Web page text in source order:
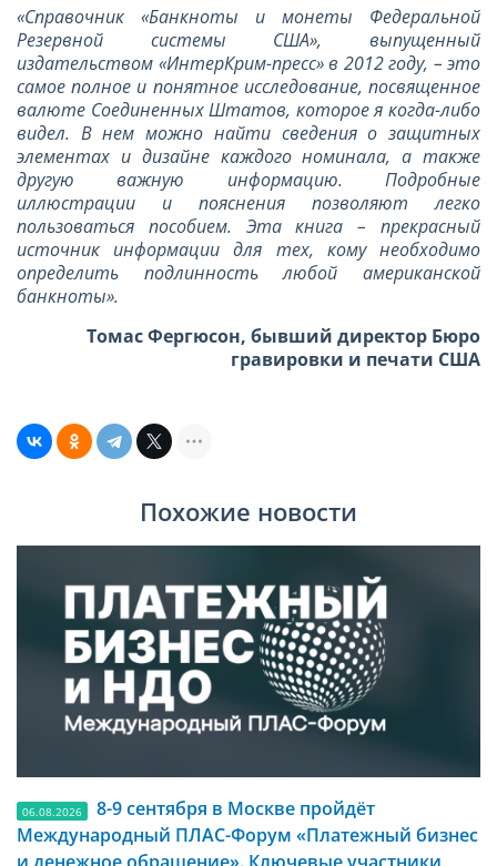
«Справочник «Банкноты и монеты Федеральной
Резервной системы США», выпущенный
издательством «ИнтерКрим-пресс» в 2012 году, – это
самое полное и понятное исследование, посвященное
валюте Соединенных Штатов, которое я когда-либо
видел. В нем можно найти сведения о защитных
элементах и дизайне каждого номинала, а также
другую важную информацию. Подробные
иллюстрации и пояснения позволяют легко
пользоваться пособием. Эта книга – прекрасный
источник информации для тех, кому необходимо
определить подлинность любой американской
банкноты».
Томас Фергюсон, бывший директор Бюро
гравировки и печати США
Похожие новости
06.08.2026
8-9 сентября в Москве пройдёт
Международный ПЛАС-Форум «Платежный бизнес